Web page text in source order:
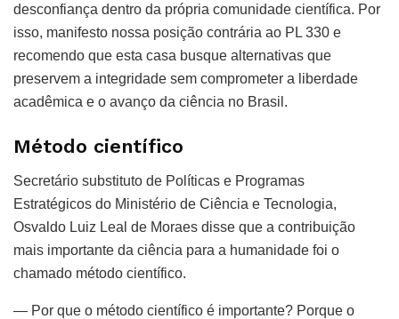
desconfiança dentro da própria comunidade científica. Por
isso, manifesto nossa posição contrária ao PL 330 e
recomendo que esta casa busque alternativas que
preservem a integridade sem comprometer a liberdade
acadêmica e o avanço da ciência no Brasil.
Método científico
Secretário substituto de Políticas e Programas
Estratégicos do Ministério de Ciência e Tecnologia,
Osvaldo Luiz Leal de Moraes disse que a contribuição
mais importante da ciência para a humanidade foi o
chamado método científico.
— Por que o método científico é importante? Porque o